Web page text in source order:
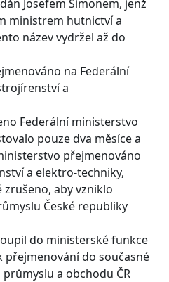
Josefem Šimonem, jenž
ministrem hutnictví a
název vydržel až do
na Federální
a
Federální ministerstvo
pouze dva měsíce a
přejmenováno
a elektro-techniky,
aby vzniklo
České republiky
do ministerské funkce
přejmenování do současné
a obchodu ČR